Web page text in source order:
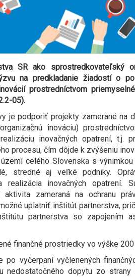
SR ako sprostredkovateľský
na predkladanie žiadostí o
prostredníctvom
05).
je podporiť projekty zamerané na
inováciu)
inovačných opatrení, t.j.
procesu, čím dôjde k zvýšeniu
celého Slovenska s
stredné aj veľké podniky.
realizácia inovačných opatrení.
zameraná na ochranu
uplatniť inštitút partnerstva,
partnerstva so zapojením
finančné prostriedky vo výške 200
po vyčerpaní vyčlenených
nedostatočného dopytu zo